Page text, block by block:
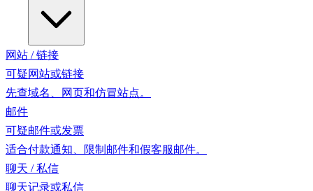
网站 / 链接
可疑网站或链接
先查域名、网页和仿冒站点。
邮件
可疑邮件或发票
适合付款通知、限制邮件和假客服邮件。
聊天 / 私信
聊天记录或私信